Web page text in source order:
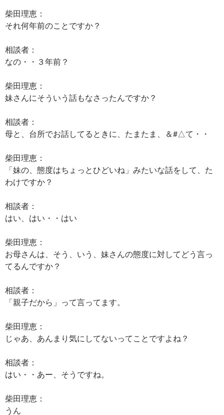
柴田理恵：
それ何年前のことですか？
相談者：
なの・・３年前？
柴田理恵：
妹さんにそういう話もなさったんですか？
相談者：
母と、台所でお話してるときに、たまたま、＆#△て・・
柴田理恵：
「妹の、態度はちょっとひどいね」みたいな話をして、た
わけですか？
相談者：
はい、はい・・はい
柴田理恵：
お母さんは、そう、いう、妹さんの態度に対してどう言っ
てるんですか？
相談者：
「親子だから」って言ってます。
柴田理恵：
じゃあ、あんまり気にしてないってことですよね？
相談者：
はい・・あー、そうですね。
柴田理恵：
うん